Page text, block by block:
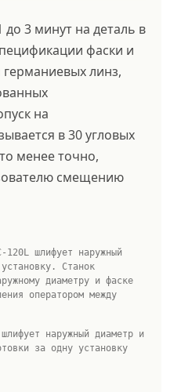
до 3 минут на деталь в
фаски и
линз,
на
в 30 угловых
менее точно,
смещению
120L шлифует наружный
Станок
диаметру и фаске
оператором между
наружный диаметр и
за одну установку